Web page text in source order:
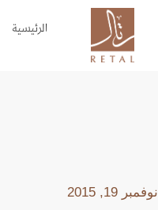
الرئيسية
نوفمبر 19, 2015